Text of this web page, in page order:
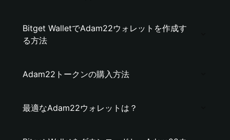
Bitget WalletでAdam22ウォレットを作成す
る方法
Adam22トークンの購入方法
最適なAdam22ウォレットは？